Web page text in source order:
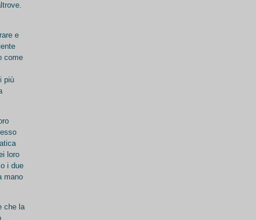
e
come
più
loro
i due
mano
che la